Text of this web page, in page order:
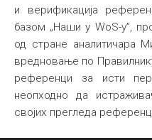
и верификација
базом „Наши у WoS-у”,
од стране аналитичара
вредновање по
референци за исти
неопходно да
својих прегледа